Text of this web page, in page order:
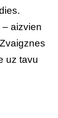
aizvien
uz tavu